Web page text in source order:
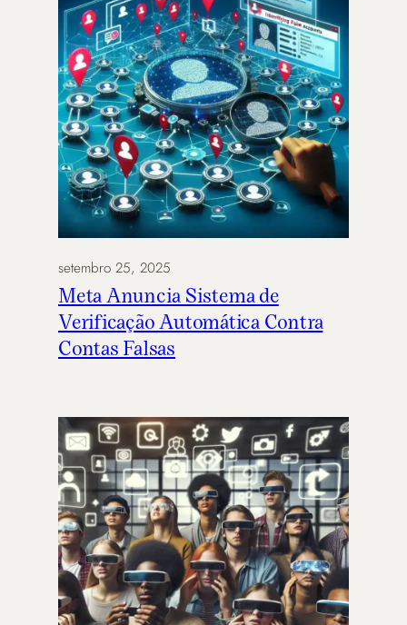
setembro 25, 2025
Meta Anuncia Sistema de
Verificação Automática Contra
Contas Falsas